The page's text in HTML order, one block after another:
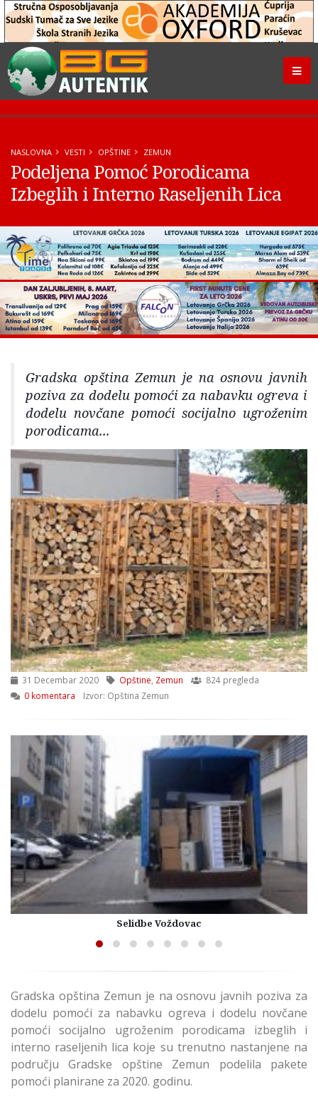
NASLOVNA VESTI OPŠTINE ZEMUN
Podeljena Pomoć Porodicama
Izbeglih i Interno Raseljenih Lica
Gradska opština Zemun je na osnovu javnih
poziva za dodelu pomoći za nabavku ogreva i
dodelu novčane pomoći socijalno ugroženim
porodicama...
31 Decembar 2020 Opštine, Zemun
824 pregleda
0 komentara
Izvor: Opština Zemun
Selidbe Voždovac
Gradska opština Zemun je na osnovu javnih poziva za
dodelu pomoći za nabavku ogreva i dodelu novčane
pomoći socijalno ugroženim porodicama izbeglih i
interno raseljenih lica koje su trenutno nastanjene na
području Gradske opštine Zemun podelila pakete
pomoći planirane za 2020. godinu.